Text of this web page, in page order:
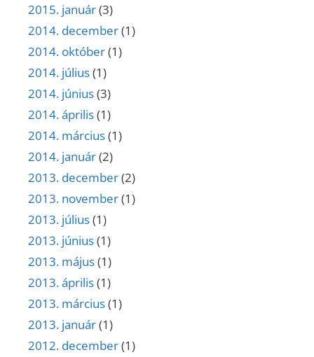
2015. január(3)
2014. december(1)
2014. október(1)
2014. július(1)
2014. június(3)
2014. április(1)
2014. március(1)
2014. január(2)
2013. december(2)
2013. november(1)
2013. július(1)
2013. június(1)
2013. május(1)
2013. április(1)
2013. március(1)
2013. január(1)
2012. december(1)